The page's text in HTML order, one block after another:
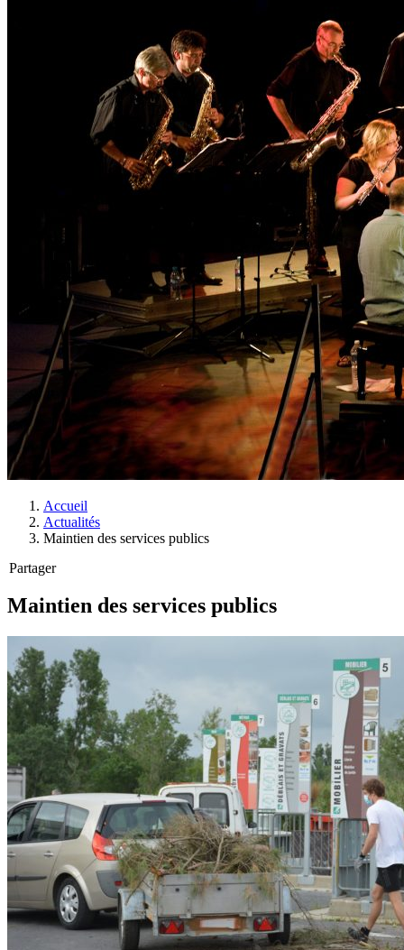
Accueil
Actualités
Maintien des services publics
Partager
Maintien des services publics